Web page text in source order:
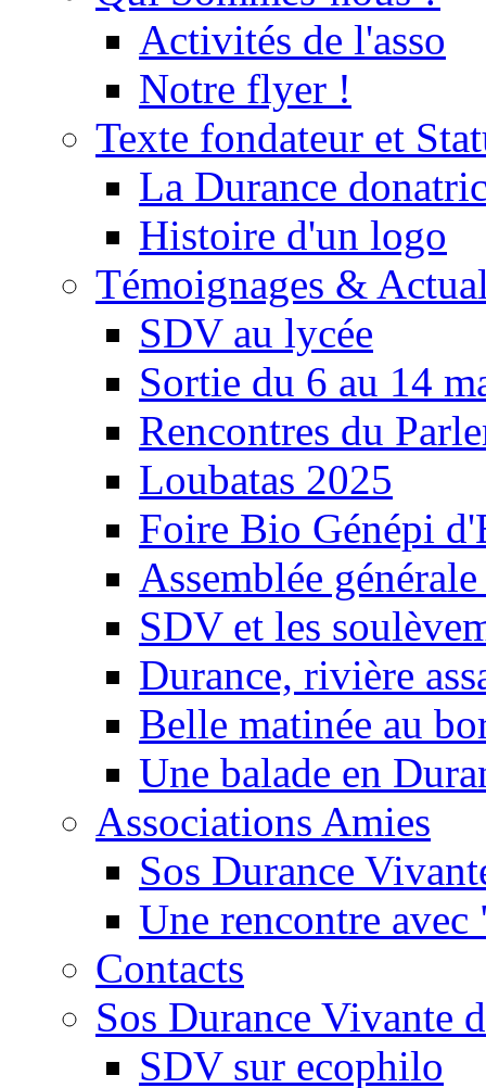
Activités de l'asso
Notre flyer !
Texte fondateur et
La Durance
Histoire d'un logo
Témoignages &
SDV au lycée
Sortie du 6 au 14
Rencontres du
Loubatas 2025
Foire Bio Génépi
Assemblée
SDV et les
Durance, rivière
Belle matinée au
Une balade en
Associations Amies
Sos Durance
Une rencontre
Contacts
Sos Durance Vivante
SDV sur ecophilo